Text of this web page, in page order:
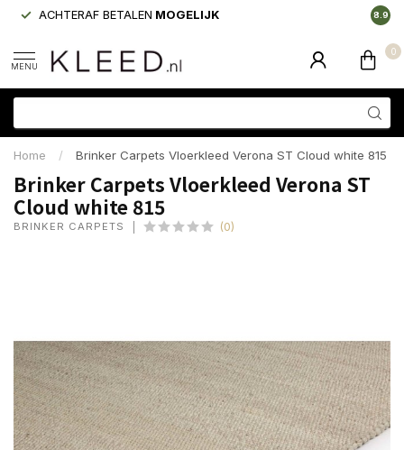
ACHTERAF BETALEN MOGELIJK 8.9
MENU
0
Home / Brinker Carpets Vloerkleed Verona ST Cloud white 815
Brinker Carpets Vloerkleed Verona ST
Cloud white 815
BRINKER CARPETS (0)